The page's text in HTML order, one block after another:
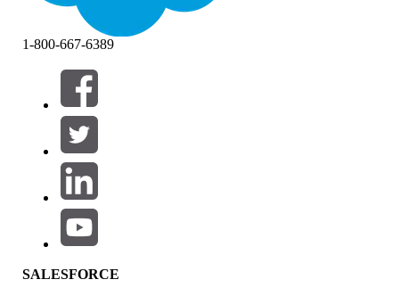
Фильтры (0)
ВЫБРАТЬ ФИЛЬТРЫ
Область продуктов
Влияние на функции
1-800-667-6389
SALESFORCE